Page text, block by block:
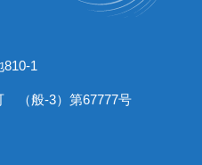
1
（般-3）第67777号